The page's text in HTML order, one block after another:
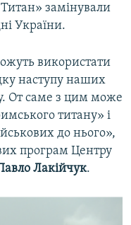
замінували
України.
використати
наступу наших
От саме з цим може
титану» і
до нього»,
програм Центру
Лакійчук.